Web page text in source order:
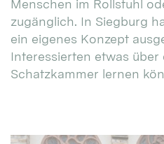
Menschen im Rollstuhl
zugänglich. In Siegburg
ein eigenes Konzept
Interessierten etwas über
Schatzkammer lernen